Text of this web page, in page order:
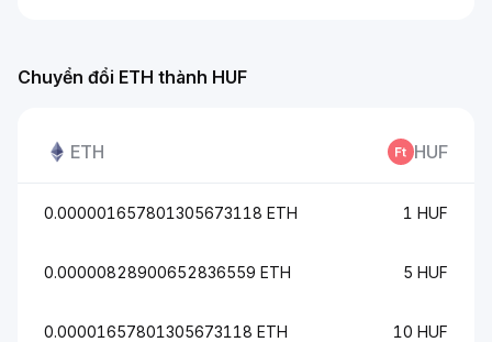
Chuyển đổi ETH thành HUF
ETH HUF
0.000001657801305673118 ETH 1 HUF
0.00000828900652836559 ETH 5 HUF
0.00001657801305673118 ETH 10 HUF